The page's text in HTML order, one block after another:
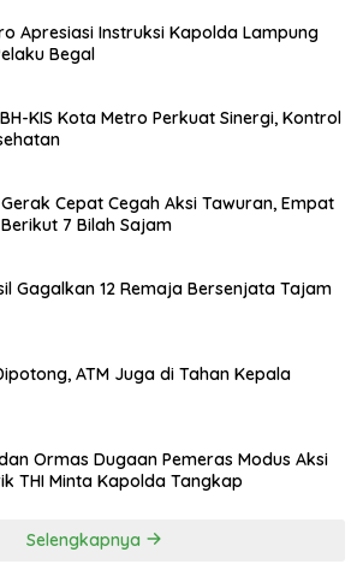
Apresiasi Instruksi Kapolda Lampung
Begal
KIS Kota Metro Perkuat Sinergi, Kontrol
Cepat Cegah Aksi Tawuran, Empat
7 Bilah Sajam
Gagalkan 12 Remaja Bersenjata Tajam
ATM Juga di Tahan Kepala
Ormas Dugaan Pemeras Modus Aksi
THI Minta Kapolda Tangkap
Selengkapnya